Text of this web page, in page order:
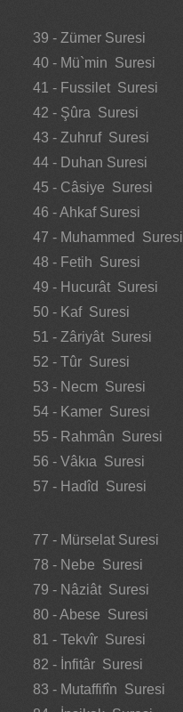
39 - Zümer Suresi
40 - Mü`min Suresi
41 - Fussilet Suresi
42 - Şûra Suresi
43 - Zuhruf Suresi
44 - Duhan Suresi
45 - Câsiye Suresi
46 - Ahkaf Suresi
47 - Muhammed Suresi
48 - Fetih Suresi
49 - Hucurât Suresi
50 - Kaf Suresi
51 - Zâriyât Suresi
52 - Tûr Suresi
53 - Necm Suresi
54 - Kamer Suresi
55 - Rahmân Suresi
56 - Vâkıa Suresi
57 - Hadîd Suresi
77 - Mürselat Suresi
78 - Nebe Suresi
79 - Nâziât Suresi
80 - Abese Suresi
81 - Tekvîr Suresi
82 - İnfitâr Suresi
83 - Mutaffifîn Suresi